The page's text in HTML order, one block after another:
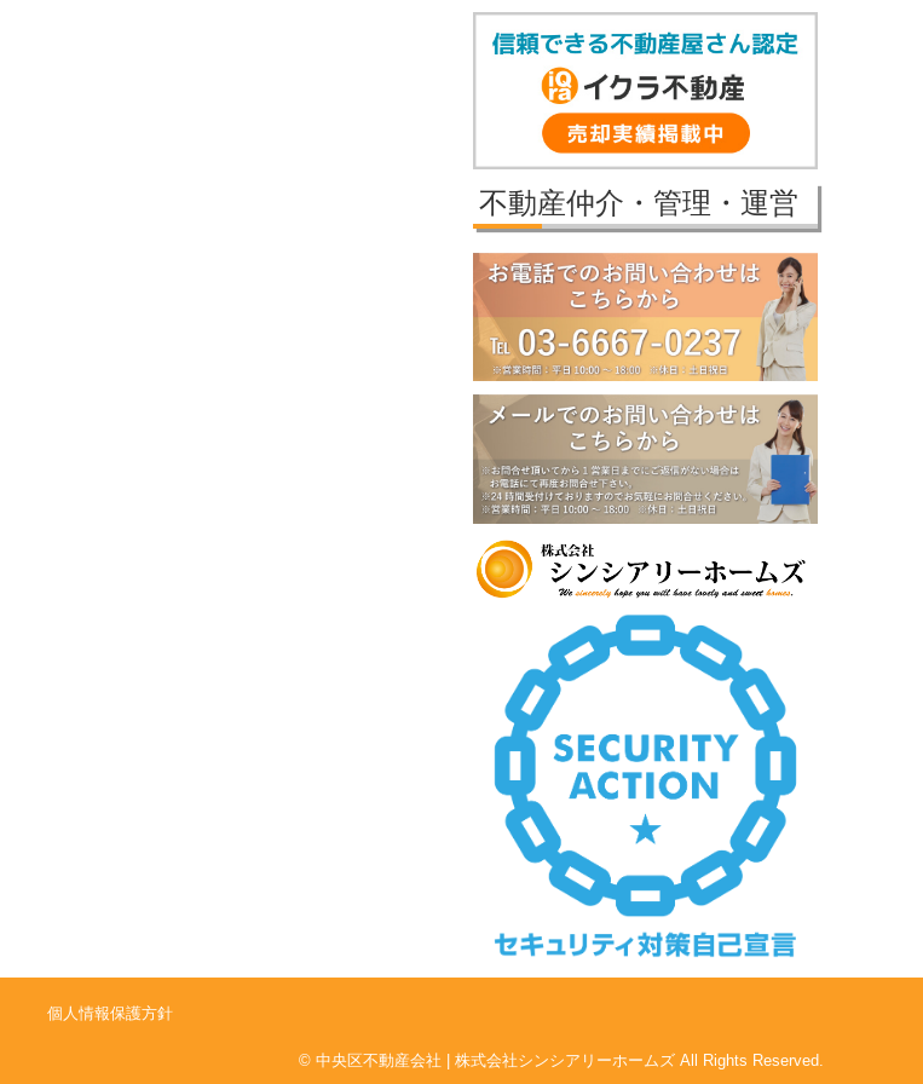
2026/2/17
プレイスヴィラ喜多見成約になりました。
2026/2/17
賃貸物件公開しました。
2025/12/8
2025年冬季休業のお知らせ（12月27日～1月
誠に勝手ながら、弊社では下記の期間を冬季
休業とさせていただきます。
【冬季休業期間】
2025年12月27日（土）～2026年1月5日
（月）
休業期間中にいただいたお問い合わせ等につ
きましては、2026年1月6日（火）より順次対
応させていただきます。
2025/11/25
パレステージ日吉さくらが丘価格改定しまし
た。
2025/11/21
新規物件公開しました。
2025/9/29
パレステージ日吉さくらが丘価格改定しまし
た。
2025/9/5
賃貸物件公開しました。
2025/8/5
2025年夏季休業のお知らせ（8月10日～8月
18日）
誠に勝手ながら、弊社では下記の期間を夏季
休業とさせていただきます。
【夏季休業期間】
2025年8月10日（日）～2025年8月18日
休業期間中にいただいたお問い合わせ等につ
きましては、8月19日（火）より順次対応さ
せていただきます。
2025/6/17
大田区田園調布5丁目戸建成約になりまし
た。
2025/6/17
八潮市南川崎戸建成約になりました。
2025/6/17
一番町シティハウス成約になりました。
2025/5/19
2025/5/19
八潮市南川崎戸建価格改定
不動産仲介・管理・運営
個人情報保護方針
© 中央区不動産会社 | 株式会社シンシアリーホームズ All Rights Reserved.